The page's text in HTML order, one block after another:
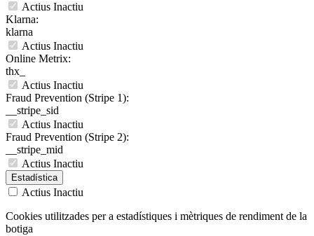
Actius Inactiu
Klarna:
klarna
Actius Inactiu
Online Metrix:
thx_
Actius Inactiu
Fraud Prevention (Stripe 1):
__stripe_sid
Actius Inactiu
Fraud Prevention (Stripe 2):
__stripe_mid
Actius Inactiu
Estadística
Actius Inactiu
Cookies utilitzades per a estadístiques i mètriques de rendiment de la
botiga